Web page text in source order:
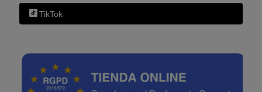
TikTok